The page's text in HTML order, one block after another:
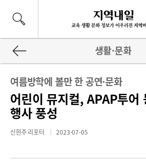
생활·문화
여름방학에 볼만 한 공연·문화
어린이 뮤지컬, APAP투어
행사 풍성
신현주 리포터 2023-07-05